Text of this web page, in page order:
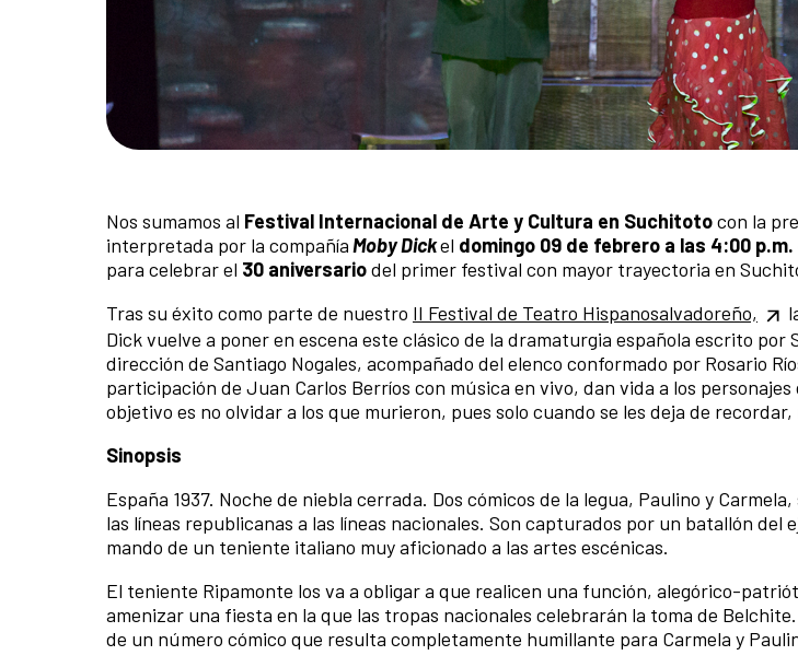
Nos sumamos al Festival Internacional de Arte y Cultura en Suchitotocon la
interpretada por la compañíaMoby Dickel domingo 09 de febrero a las 4:00 p.m.
para celebrar el 30 aniversariodel primer festival con mayor trayectoria en
Tras su éxito como parte de nuestro II Festival de Teatro Hispanosalvadoreño,
Dick vuelve a poner en escena este clásico de la dramaturgia española escrito por
dirección de Santiago Nogales, acompañado del elenco conformado por Rosario
participación de Juan Carlos Berríos con música en vivo, dan vida a los
objetivo es no olvidar a los que murieron, pues solo cuando se les deja de recordar,
Sinopsis
España 1937. Noche de niebla cerrada. Dos cómicos de la legua, Paulino y
las líneas republicanas a las líneas nacionales. Son capturados por un batallón
mando de un teniente italiano muy aficionado a las artes escénicas.
El teniente Ripamonte los va a obligar a que realicen una función, alegórico-
amenizar una fiesta en la que las tropas nacionales celebrarán la toma de
de un número cómico que resulta completamente humillante para Carmela y